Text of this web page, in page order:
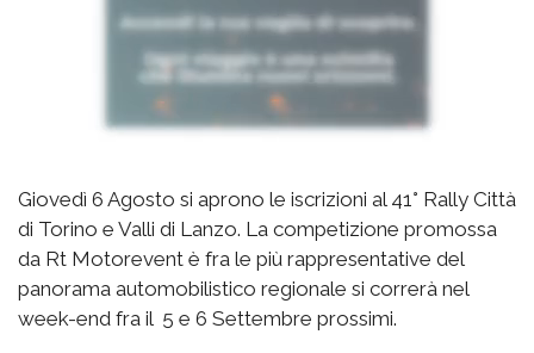
Giovedì 6 Agosto si aprono le iscrizioni al 41° Rally Città
di Torino e Valli di Lanzo. La competizione promossa
da Rt Motorevent è fra le più rappresentative del
panorama automobilistico regionale si correrà nel
week-end fra il 5 e 6 Settembre prossimi.